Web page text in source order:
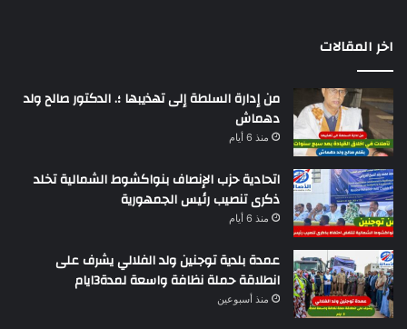
اخر المقالات
من إدارة السلطة إلى تهذيبها ؛. الدكتور صالح ولد
دهماش
منذ 6 أيام
اتحادية حزب الإنصاف بنواكشوط الشمالية تخلد
ذكرى تنصيب رئيس الجمهورية
منذ 6 أيام
عمدة بلدية توجنين ولد الفلالي يشرف على
انطلاقة حملة نظافة واسعة لمدة3ايام
منذ أسبوعين